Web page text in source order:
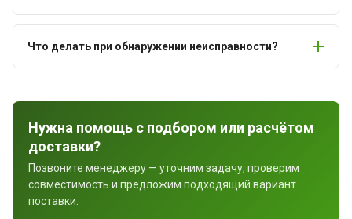
Что делать при обнаружении неисправности?
Нужна помощь с подбором или расчётом
доставки?
Позвоните менеджеру — уточним задачу, проверим
совместимость и предложим подходящий вариант
поставки.